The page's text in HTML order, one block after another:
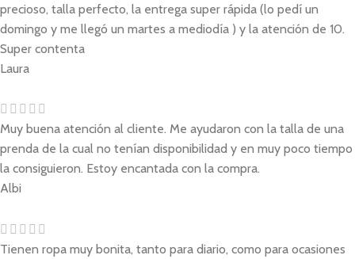
precioso, talla perfecto, la entrega super rápida (lo pedí un
domingo y me llegó un martes a mediodía ) y la atención de 10.
Super contenta
Laura
Muy buena atención al cliente. Me ayudaron con la talla de una
prenda de la cual no tenían disponibilidad y en muy poco tiempo
la consiguieron. Estoy encantada con la compra.
Albi
Tienen ropa muy bonita, tanto para diario, como para ocasiones